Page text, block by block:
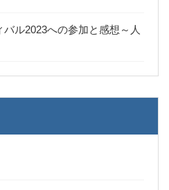
ル2023への参加と感想～人